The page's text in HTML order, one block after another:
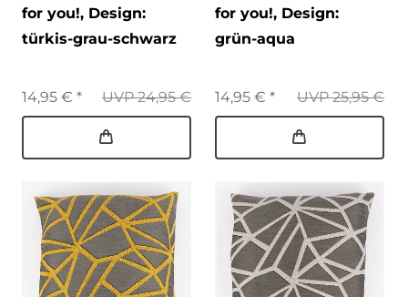
for you!, Design:
türkis-grau-schwarz
UVP 24,95 €
14,95 € *
for you!, Design:
grün-aqua
UVP 25,95 €
14,95 € *